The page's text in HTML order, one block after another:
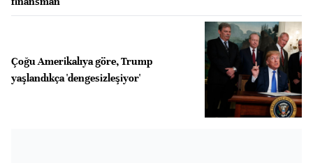
Çoğu Amerikalıya göre, Trump
yaşlandıkça 'dengesizleşiyor'